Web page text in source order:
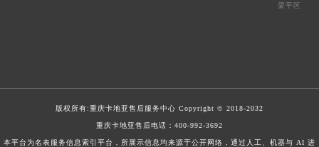
梁平区
版权所有:重庆卡地亚售后服务中心 Copyright © 2018-2032
重庆卡地亚售后电话： 400-992-3692
本平台为名表服务信息索引平台，所展示信息均来源于公开网络，通过人工、机器与 AI 进